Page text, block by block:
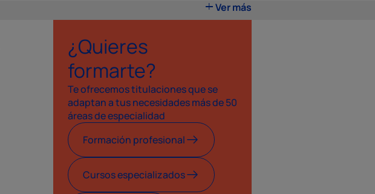
Ver más
¿Quieres
formarte?
Te ofrecemos titulaciones que se
adaptan a tus necesidades más de 50
áreas de especialidad
Formación profesional
Cursos especializados